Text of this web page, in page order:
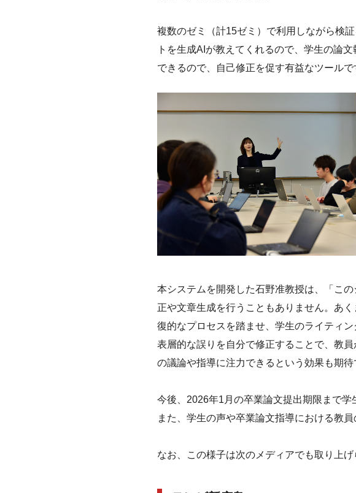
複数のゼミ（計15ゼミ）で利用しながら検
トを生成AIが教えてくれるので、学生の論
できるので、自己修正を促す有益なツールで
本システムを開発した石野准教授は、「こ
正や文章生成を行うこともありません。あ
復的なプロセスを踏ませ、学生のライティ
表層的な誤りを自分で修正することで、教
の議論や指導に注力できるという効果も期
今後、2026年1月の卒業論文提出期限まで学
また、学生の声や卒業論文指導における教
なお、この様子は次のメディアでも取り上げ